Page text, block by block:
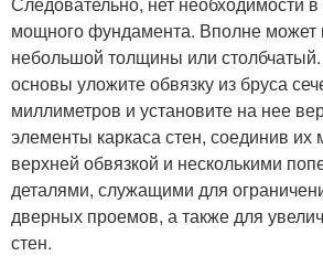
мощного фундамента. Вполне может
небольшой толщины или
основы уложите обвязку из бруса
миллиметров и установите на нее
элементы каркаса стен, соединив их
верхней обвязкой и несколькими
деталями, служащими для
дверных проемов, а также для
стен.